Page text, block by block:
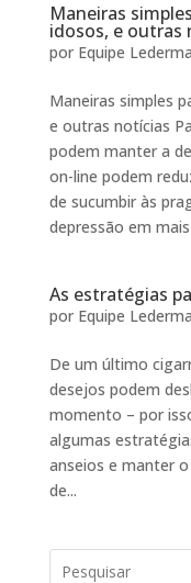
Maneiras
idosos, e outras
por Equipe
Maneiras simples
e outras notícias
podem manter a
on-line podem
de sucumbir às
depressão em mais
As estratégias
por Equipe
De um último
desejos podem
momento – por
algumas
anseios e manter
de...